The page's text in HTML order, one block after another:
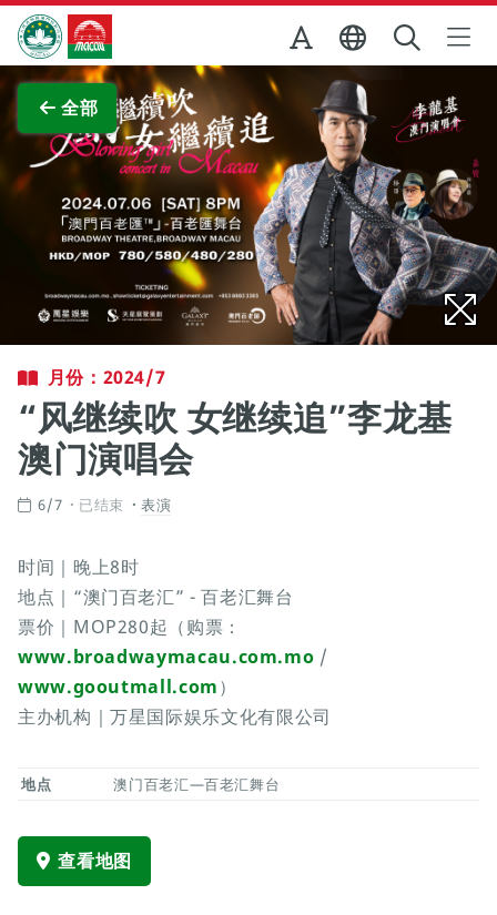
跳至主内容
澳门特别行政区政府旅游局
全部
查看原图
月份：2024/7
“风继续吹 女继续追”李龙基
澳门演唱会
6/7 已结束 表演
时间｜晚上8时
地点｜“澳门百老汇” - 百老汇舞台
票价｜MOP280起（购票：
www.broadwaymacau.com.mo /
www.gooutmall.com）
主办机构｜万星国际娱乐文化有限公司
地点 澳门百老汇—百老汇舞台
查看地图